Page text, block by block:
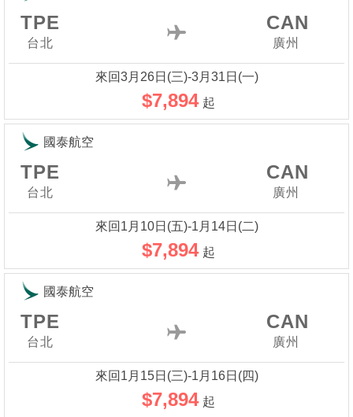
TPE
台北
CAN
廣州
來回3月26日(三)-3月31日(一)
$7,894 起
國泰航空
TPE
台北
CAN
廣州
來回1月10日(五)-1月14日(二)
$7,894 起
國泰航空
TPE
台北
CAN
廣州
來回1月15日(三)-1月16日(四)
$7,894 起